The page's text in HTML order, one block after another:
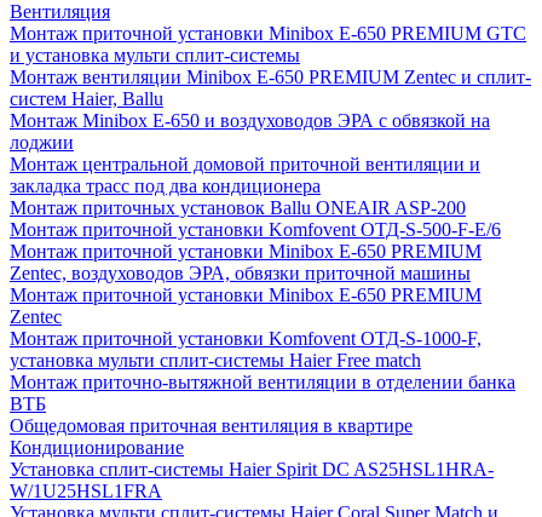
Вентиляция
Монтаж приточной установки Minibox E-650 PREMIUM GTC
и установка мульти сплит-системы
Монтаж вентиляции Minibox E-650 PREMIUM Zentec и сплит-
систем Haier, Ballu
Монтаж Minibox E-650 и воздуховодов ЭРА с обвязкой на
лоджии
Монтаж центральной домовой приточной вентиляции и
закладка трасс под два кондиционера
Монтаж приточных установок Ballu ONEAIR ASP-200
Монтаж приточной установки Komfovent ОТД-S-500-F-E/6
Монтаж приточной установки Minibox E-650 PREMIUM
Zentec, воздуховодов ЭРА, обвязки приточной машины
Монтаж приточной установки Minibox E-650 PREMIUM
Zentec
Монтаж приточной установки Komfovent ОТД-S-1000-F,
установка мульти сплит-системы Haier Free match
Монтаж приточно-вытяжной вентиляции в отделении банка
ВТБ
Общедомовая приточная вентиляция в квартире
Кондиционирование
Установка сплит-системы Haier Spirit DC AS25HSL1HRA-
W/1U25HSL1FRA
Установка мульти сплит-системы Haier Coral Super Match и